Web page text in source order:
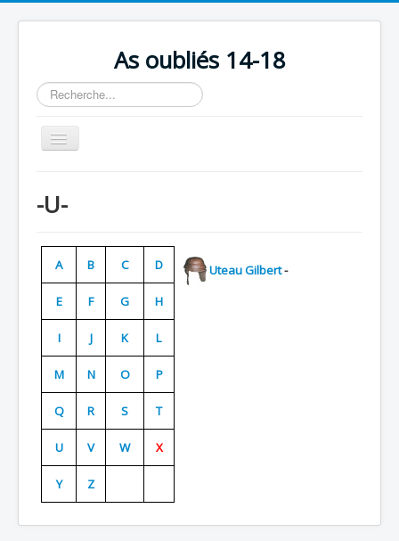
As oubliés 14-18
Rechercher
Basculer
la
Chronologie
Escadrilles
Organisation
Avions
Personnels
Doctrines
Batailles
Les As
Cahiers des As
-U-
A B C D
E F G H
I J K L
M N O P
Q R S T
U V W X
Y Z
Uteau Gilbert-